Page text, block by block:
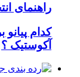
راهنمای
کدام
آکوستیک ؟